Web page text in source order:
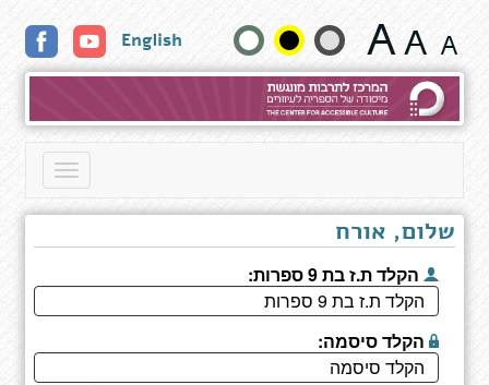
של
לבבות
שנה
גודל
טקסט
English
Toggle
שלום, אורח
הקלד ת.ז בת 9 ספרות:
הקלד סיסמה: